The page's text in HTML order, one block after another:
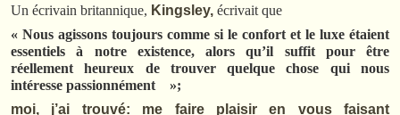
Un écrivain britannique, Kingsley, écrivait que
« Nous agissons toujours comme si le confort et le luxe étaient
essentiels à notre existence, alors qu’il suffit pour être
réellement heureux de trouver quelque chose qui nous
intéresse passionnément »;
moi, j’ai trouvé: me faire plaisir en vous faisant